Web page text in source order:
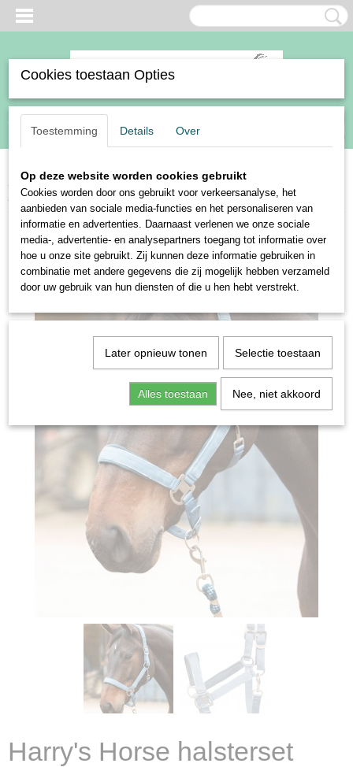
Inloggen Registreren
(0)
Home>Paard>Halsters en touwen>Harry's Horse halsterset Just Ride
Retro
Harry's Horse halsterset
Cookies toestaan Opties
Toestemming Details Over
Op deze website worden cookies gebruikt
Cookies worden door ons gebruikt voor verkeersanalyse, het
aanbieden van sociale media-functies en het personaliseren van
informatie en advertenties. Daarnaast verlenen we onze sociale
media-, advertentie- en analysepartners toegang tot informatie over
hoe u onze site gebruikt. Zij kunnen deze informatie gebruiken in
combinatie met andere gegevens die zij mogelijk hebben verzameld
door uw gebruik van hun diensten of die u hen hebt verstrekt.
Later opnieuw tonen Selectie toestaan
Alles toestaan Nee, niet akkoord